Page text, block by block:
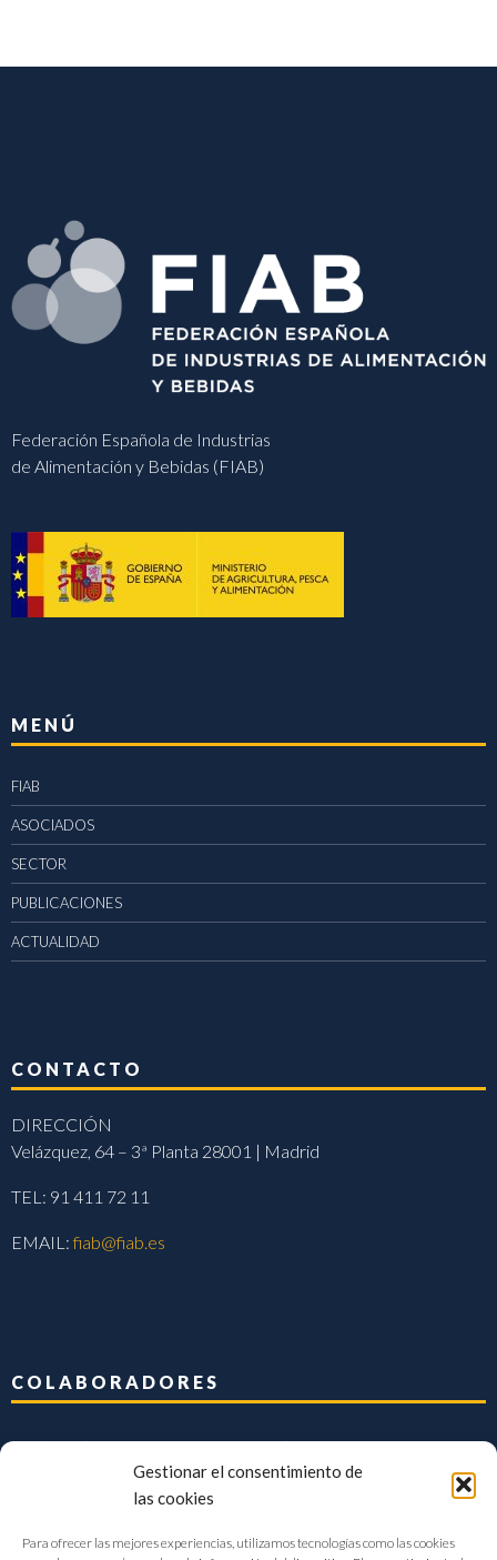
Gestionar el consentimiento de
las cookies
Para ofrecer las mejores experiencias, utilizamos tecnologías como las cookies
Federación Española de Industrias
de Alimentación y Bebidas (FIAB)
MENÚ
FIAB
ASOCIADOS
SECTOR
PUBLICACIONES
ACTUALIDAD
CONTACTO
DIRECCIÓN
Velázquez, 64 – 3ª Planta 28001 | Madrid
TEL: 91 411 72 11
EMAIL:fiab@fiab.es
COLABORADORES